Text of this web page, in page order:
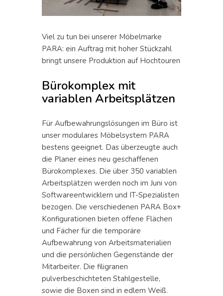
Viel zu tun bei unserer Möbelmarke
PARA: ein Auftrag mit hoher Stückzahl
bringt unsere Produktion auf Hochtouren
Bürokomplex mit
variablen Arbeitsplätzen
Für Aufbewahrungslösungen im Büro ist
unser modulares Möbelsystem PARA
bestens geeignet. Das überzeugte auch
die Planer eines neu geschaffenen
Bürokomplexes. Die über 350 variablen
Arbeitsplätzen werden noch im Juni von
Softwareentwicklern und IT-Spezialisten
bezogen. Die verschiedenen PARA Box+
Konfigurationen bieten offene Flächen
und Fächer für die temporäre
Aufbewahrung von Arbeitsmaterialien
und die persönlichen Gegenstände der
Mitarbeiter. Die filigranen
pulverbeschichteten Stahlgestelle,
sowie die Boxen sind in edlem Weiß.